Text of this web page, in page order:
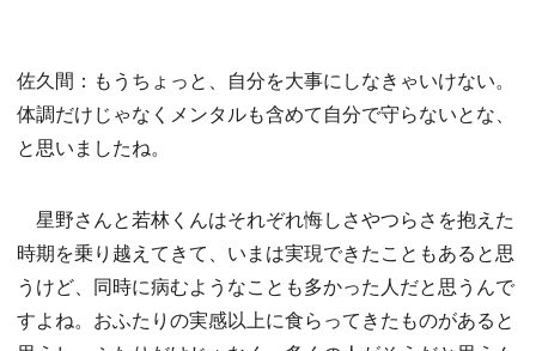
佐久間：もうちょっと、自分を大事にしなきゃいけない。
体調だけじゃなくメンタルも含めて自分で守らないとな、
と思いましたね。
星野さんと若林くんはそれぞれ悔しさやつらさを抱えた
時期を乗り越えてきて、いまは実現できたこともあると思
うけど、同時に病むようなことも多かった人だと思うんで
すよね。おふたりの実感以上に食らってきたものがあると